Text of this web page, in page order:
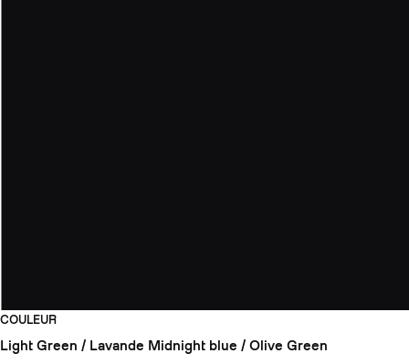
COULEUR
Light Green / Lavande Midnight blue / Olive Green